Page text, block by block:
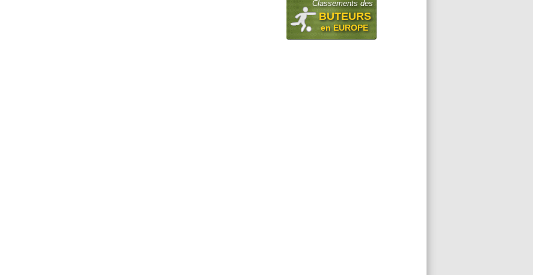
Classements des
BUTEURS
en EUROPE